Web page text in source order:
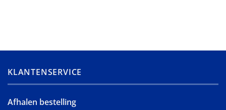
KLANTENSERVICE
Afhalen bestelling